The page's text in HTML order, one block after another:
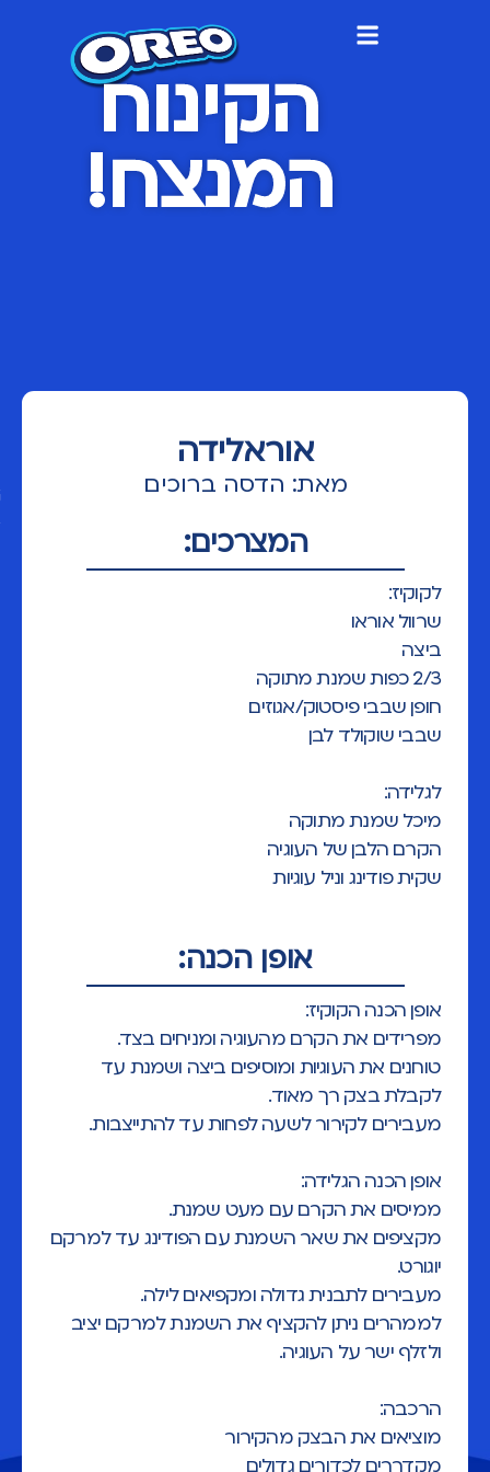
הקינוח
המנצח!
אוראלידה
מאת: הדסה ברוכים
המצרכים:
לקוקיז:
שרוול אוראו
ביצה
2/3 כפות שמנת מתוקה
חופן שבבי פיסטוק/אגוזים
שבבי שוקולד לבן
לגלידה:
מיכל שמנת מתוקה
הקרם הלבן של העוגיה
שקית פודינג וניל עוגיות
אופן הכנה:
אופן הכנה הקוקיז:
מפרידים את הקרם מהעוגיה ומניחים בצד.
טוחנים את העוגיות ומוסיפים ביצה ושמנת עד
לקבלת בצק רך מאוד.
מעבירים לקירור לשעה לפחות עד להתייצבות.
אופן הכנה הגלידה:
ממיסים את הקרם עם מעט שמנת.
מקציפים את שאר השמנת עם הפודינג עד למרקם
יוגורט.
מעבירים לתבנית גדולה ומקפיאים לילה.
לממהרים ניתן להקציף את השמנת למרקם יציב
ולזלף ישר על העוגיה.
הרכבה:
מוציאים את הבצק מהקירור
מקדררים לכדורים גדולים